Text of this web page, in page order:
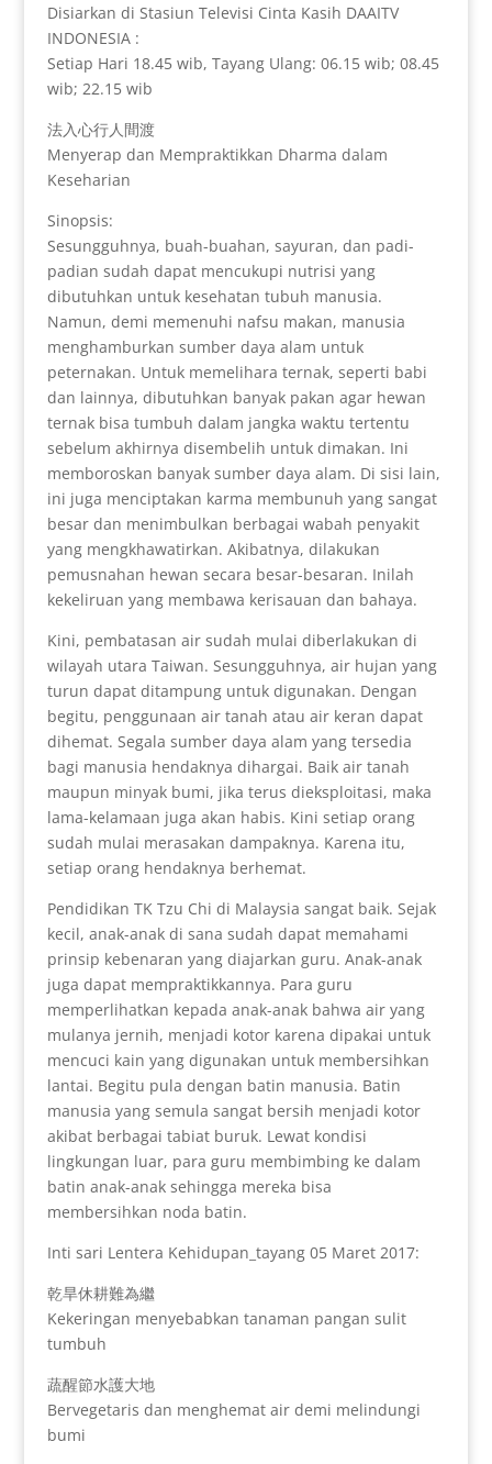
Disiarkan di Stasiun Televisi Cinta Kasih DAAITV
INDONESIA :
Setiap Hari 18.45 wib, Tayang Ulang: 06.15 wib; 08.45
wib; 22.15 wib
法入心行人間渡
Menyerap dan Mempraktikkan Dharma dalam
Keseharian
Sinopsis:
Sesungguhnya, buah-buahan, sayuran, dan padi-
padian sudah dapat mencukupi nutrisi yang
dibutuhkan untuk kesehatan tubuh manusia.
Namun, demi memenuhi nafsu makan, manusia
menghamburkan sumber daya alam untuk
peternakan. Untuk memelihara ternak, seperti babi
dan lainnya, dibutuhkan banyak pakan agar hewan
ternak bisa tumbuh dalam jangka waktu tertentu
sebelum akhirnya disembelih untuk dimakan. Ini
memboroskan banyak sumber daya alam. Di sisi lain,
ini juga menciptakan karma membunuh yang sangat
besar dan menimbulkan berbagai wabah penyakit
yang mengkhawatirkan. Akibatnya, dilakukan
pemusnahan hewan secara besar-besaran. Inilah
kekeliruan yang membawa kerisauan dan bahaya.
Kini, pembatasan air sudah mulai diberlakukan di
wilayah utara Taiwan. Sesungguhnya, air hujan yang
turun dapat ditampung untuk digunakan. Dengan
begitu, penggunaan air tanah atau air keran dapat
dihemat. Segala sumber daya alam yang tersedia
bagi manusia hendaknya dihargai. Baik air tanah
maupun minyak bumi, jika terus dieksploitasi, maka
lama-kelamaan juga akan habis. Kini setiap orang
sudah mulai merasakan dampaknya. Karena itu,
setiap orang hendaknya berhemat.
Pendidikan TK Tzu Chi di Malaysia sangat baik. Sejak
kecil, anak-anak di sana sudah dapat memahami
prinsip kebenaran yang diajarkan guru. Anak-anak
juga dapat mempraktikkannya. Para guru
memperlihatkan kepada anak-anak bahwa air yang
mulanya jernih, menjadi kotor karena dipakai untuk
mencuci kain yang digunakan untuk membersihkan
lantai. Begitu pula dengan batin manusia. Batin
manusia yang semula sangat bersih menjadi kotor
akibat berbagai tabiat buruk. Lewat kondisi
lingkungan luar, para guru membimbing ke dalam
batin anak-anak sehingga mereka bisa
membersihkan noda batin.
Inti sari Lentera Kehidupan_tayang 05 Maret 2017:
乾旱休耕難為繼
Kekeringan menyebabkan tanaman pangan sulit
tumbuh
蔬醒節水護大地
Bervegetaris dan menghemat air demi melindungi
bumi